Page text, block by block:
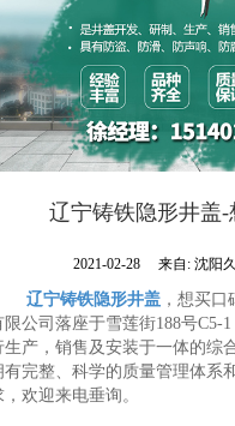
辽宁铸铁隐形井盖
2021-02-28 来自: 沈阳
辽宁铸铁隐形井盖，想买口
限公司落座于雪莲街188号C5-
生产，销售及安装于一体的综
有完整、科学的质量管理体系
，欢迎来电垂询。